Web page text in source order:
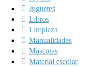
Juguetes
Libros
Limpieza
Manualidades
Mascotas
Material escolar